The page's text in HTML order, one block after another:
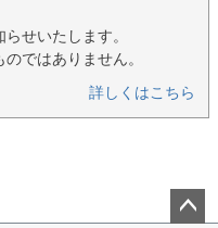
せいたします。
ではありません。
詳しくはこちら